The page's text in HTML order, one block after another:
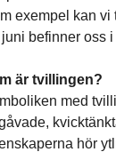
exempel kan vi
juni befinner oss
är tvillingen?
med
hör